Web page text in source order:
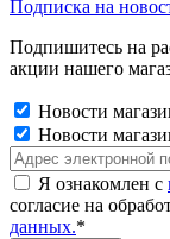
Подписка на
Подпишитесь на
акции нашего
Новости
Новости
Я ознакомлен с
согласие на
данных.*